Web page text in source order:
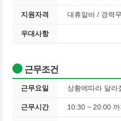
지원자격 대휴알바 / 경력
우대사항
근무조건
근무요일 상황에따라 달라
근무시간 10:30 ~ 20:00 까